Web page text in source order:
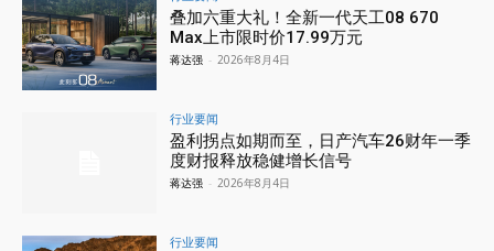
叠加六重大礼！全新一代天工08 670
Max上市限时价17.99万元
蒋达强 - 2026年8月4日
行业要闻
盈利拐点如期而至，日产汽车26财年一季
度财报释放稳健增长信号
蒋达强 - 2026年8月4日
行业要闻